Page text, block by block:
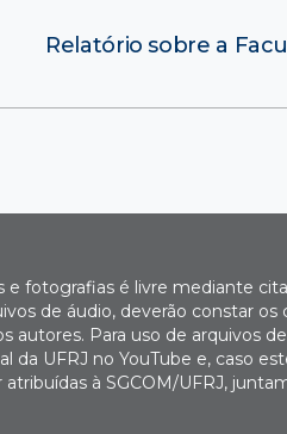
Relatório sobre a
e fotografias é livre mediante
de áudio, deverão constar os
autores. Para uso de arquivos
da UFRJ no YouTube e, caso
à SGCOM/UFRJ,